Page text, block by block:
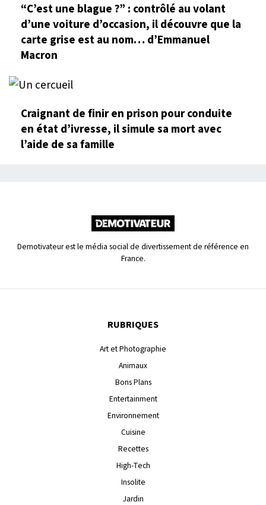
“C’est une blague ?” : contrôlé au volant
d’une voiture d’occasion, il découvre que la
carte grise est au nom… d’Emmanuel
Macron
Craignant de finir en prison pour conduite
en état d’ivresse, il simule sa mort avec
l’aide de sa famille
Demotivateur est le média social de divertissement de référence en
France.
RUBRIQUES
Art et Photographie
Animaux
Bons Plans
Entertainment
Environnement
Cuisine
Recettes
High-Tech
Insolite
Jardin